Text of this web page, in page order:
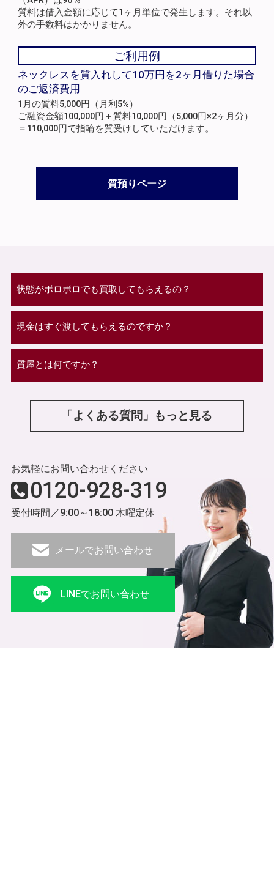
質料は借入金額に応じて1ヶ月単位で発生します。それ以
外の手数料はかかりません。
ご利用例
ネックレスを質入れして10万円を2ヶ月借りた場合
のご返済費用
1月の質料5,000円（月利5%）
ご融資金額100,000円＋質料10,000円（5,000円×2ヶ月分）
＝110,000円で指輪を質受けしていただけます。
質預りページ
状態がボロボロでも買取してもらえるの？
現金はすぐ渡してもらえるのですか？
質屋とは何ですか？
「よくある質問」もっと見る
お気軽にお問い合わせください
0120-928-319
受付時間／9:00～18:00 木曜定休
メールでお問い合わせ
LINEでお問い合わせ